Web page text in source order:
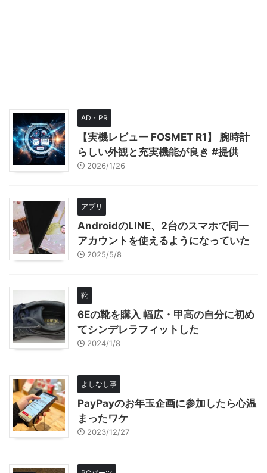
AD・PR
【実機レビュー FOSMET R1】 腕時計
らしい外観と充実機能が良き #提供
2026/1/26
アプリ
AndroidのLINE、2台のスマホで同一
アカウントを使えるようになっていた
2025/5/8
靴
6Eの靴を購入 幅広・甲高の自分に初め
てシンデレラフィットした
2024/1/8
よしなし事
PayPayのお年玉企画に参加したら心温
まったワケ
2023/12/27